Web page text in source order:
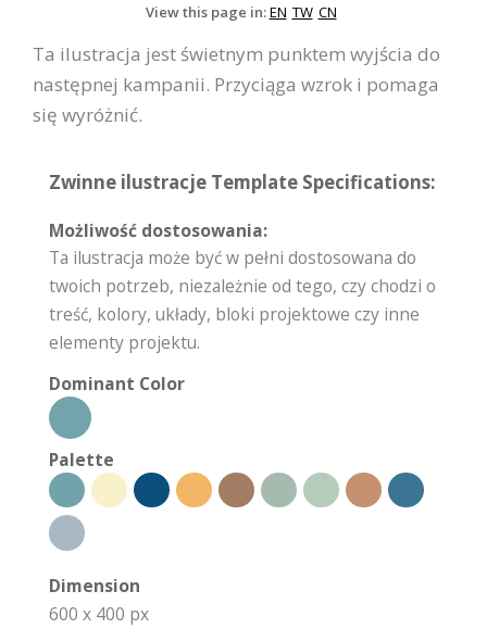
View this page in:EN TW CN
Ta ilustracja jest świetnym punktem wyjścia do
następnej kampanii. Przyciąga wzrok i pomaga
się wyróżnić.
Zwinne ilustracje Template Specifications:
Możliwość dostosowania:
Ta ilustracja może być w pełni dostosowana do
twoich potrzeb, niezależnie od tego, czy chodzi o
treść, kolory, układy, bloki projektowe czy inne
elementy projektu.
Dominant Color
Palette
Dimension
600 x 400 px